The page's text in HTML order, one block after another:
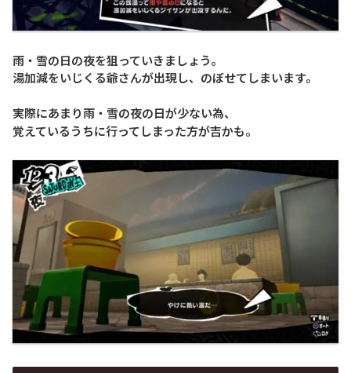
雨・雪の日の夜を狙っていきましょう。
湯加減をいじくる爺さんが出現し、のぼせてしまいます。
実際にあまり雨・雪の夜の日が少ない為、
覚えているうちに行ってしまった方が吉かも。